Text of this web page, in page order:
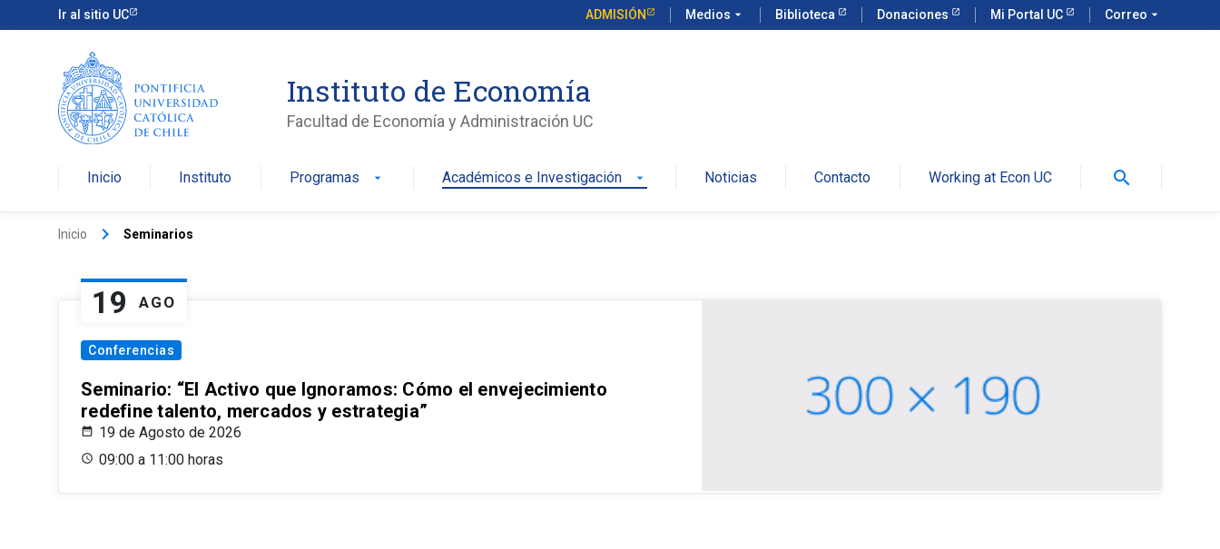
Ir al sitio UC ADMISIÓN Medios arrow_drop_down Biblioteca Donaciones Mi Portal UC Correo arrow_drop_down
Instituto de Economía
Facultad de Economía y Administración UC
Inicio Instituto Programas arrow_drop_down Académicos e Investigación arrow_drop_down Noticias Contacto Working at Econ UC search
Inicio keyboard_arrow_right Seminarios
19 AGO
Conferencias
Seminario: “El Activo que Ignoramos: Cómo el envejecimiento
redefine talento, mercados y estrategia”
19 de Agosto de 2026
09:00 a 11:00 horas